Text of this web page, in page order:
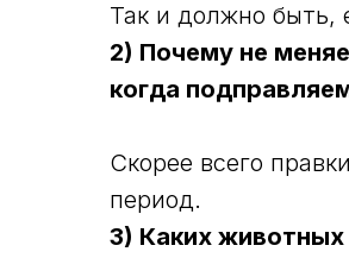
Так и должно быть,
2) Почему не
когда
Скорее всего
период.
3) Каких